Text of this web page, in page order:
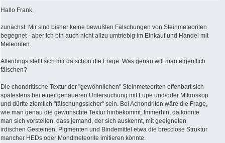
Hallo Frank,
zunächst: Mir sind bisher keine bewußten Fälschungen von Steinmeteoriten
begegnet - aber ich bin auch nicht allzu umtriebig im Einkauf und Handel mit
Meteoriten.
Allerdings stellt sich mir da schon die Frage: Was genau will man eigentlich
fälschen?
Die chondritische Textur der "gewöhnlichen" Steinmeteoriten offenbart sich
spätestens bei einer genaueren Untersuchung mit Lupe und/oder Mikroskop
und dürfte ziemlich "fälschungssicher" sein. Bei Achondriten wäre die Frage,
wie man genau die gewünschte Textur hinbekommt. Immerhin, da könnte
man sich vorstellen, dass jemand, der sich auskennt, mit geeigneten
irdischen Gesteinen, Pigmenten und Bindemittel etwa die brecciöse Struktur
mancher HEDs oder Mondmeteorite imitieren könnte.